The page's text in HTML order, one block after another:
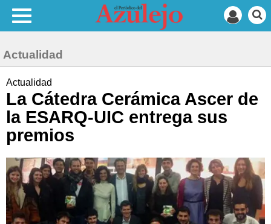
Actualidad
Actualidad
La Cátedra Cerámica Ascer de
la ESARQ-UIC entrega sus
premios